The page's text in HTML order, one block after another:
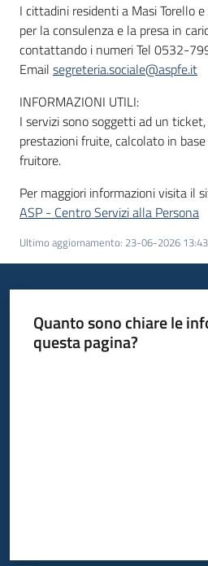
I cittadini residenti a Masi Torello
per la consulenza e la presa in
contattando i numeri Tel 0532-
Email segreteria.sociale@aspfe.it
INFORMAZIONI UTILI:
I servizi sono soggetti ad un
prestazioni fruite, calcolato in
fruitore.
Per maggiori informazioni visita il
ASP - Centro Servizi alla Persona
Ultimo aggiornamento: 23-06-2026 13:43
Quanto sono chiare le
questa pagina?